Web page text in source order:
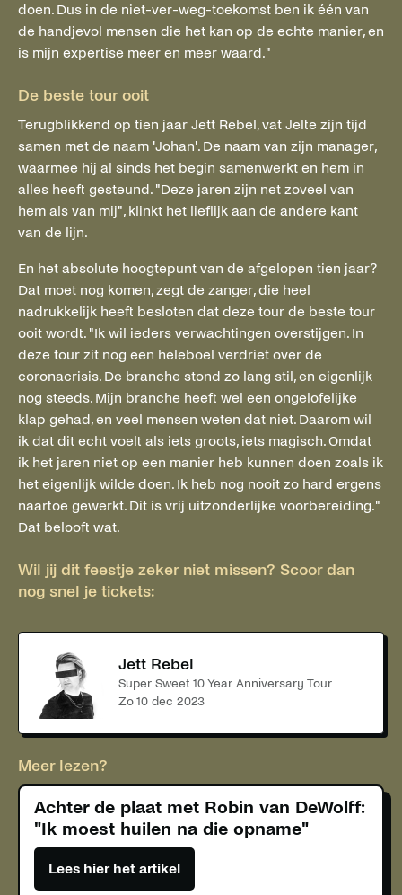
doen. Dus in de niet-ver-weg-toekomst ben ik één van
de handjevol mensen die het kan op de echte manier, en
is mijn expertise meer en meer waard."
De beste tour ooit
Terugblikkend op tien jaar Jett Rebel, vat Jelte zijn tijd
samen met de naam 'Johan'. De naam van zijn manager,
waarmee hij al sinds het begin samenwerkt en hem in
alles heeft gesteund. "Deze jaren zijn net zoveel van
hem als van mij", klinkt het lieflijk aan de andere kant
van de lijn.
En het absolute hoogtepunt van de afgelopen tien jaar?
Dat moet nog komen, zegt de zanger, die heel
nadrukkelijk heeft besloten dat deze tour de beste tour
ooit wordt. "Ik wil ieders verwachtingen overstijgen. In
deze tour zit nog een heleboel verdriet over de
coronacrisis. De branche stond zo lang stil, en eigenlijk
nog steeds. Mijn branche heeft wel een ongelofelijke
klap gehad, en veel mensen weten dat niet. Daarom wil
ik dat dit echt voelt als iets groots, iets magisch. Omdat
ik het jaren niet op een manier heb kunnen doen zoals ik
het eigenlijk wilde doen. Ik heb nog nooit zo hard ergens
naartoe gewerkt. Dit is vrij uitzonderlijke voorbereiding."
Dat belooft wat.
Wil jij dit feestje zeker niet missen? Scoor dan
nog snel je tickets:
Jett Rebel
Super Sweet 10 Year Anniversary Tour
zo 10 dec 2023
Meer lezen?
Achter de plaat met Robin van DeWolff:
"Ik moest huilen na die opname"
Lees hier het artikel